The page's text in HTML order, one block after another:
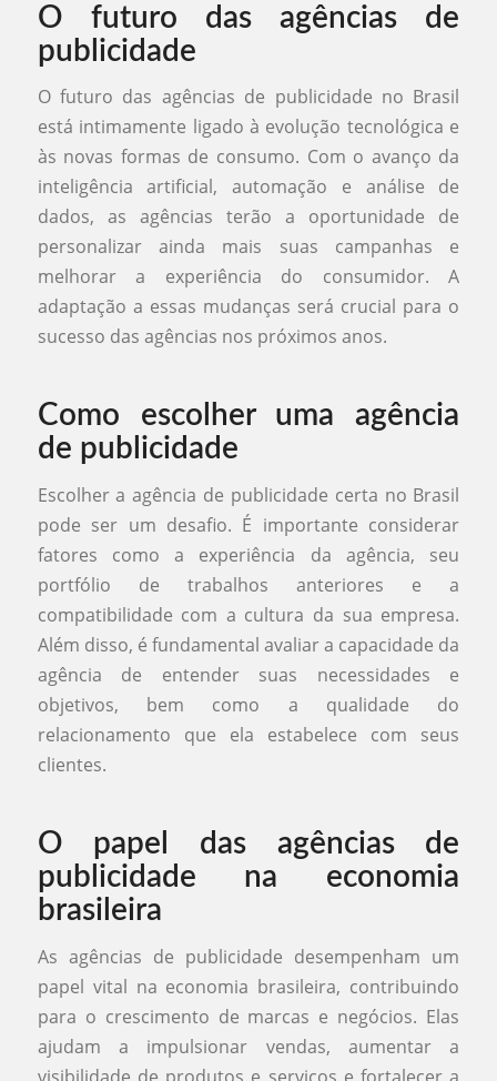
O futuro das agências de
publicidade
O futuro das agências de publicidade no Brasil
está intimamente ligado à evolução tecnológica e
às novas formas de consumo. Com o avanço da
inteligência artificial, automação e análise de
dados, as agências terão a oportunidade de
personalizar ainda mais suas campanhas e
melhorar a experiência do consumidor. A
adaptação a essas mudanças será crucial para o
sucesso das agências nos próximos anos.
Como escolher uma agência
de publicidade
Escolher a agência de publicidade certa no Brasil
pode ser um desafio. É importante considerar
fatores como a experiência da agência, seu
portfólio de trabalhos anteriores e a
compatibilidade com a cultura da sua empresa.
Além disso, é fundamental avaliar a capacidade da
agência de entender suas necessidades e
objetivos, bem como a qualidade do
relacionamento que ela estabelece com seus
clientes.
O papel das agências de
publicidade na economia
brasileira
As agências de publicidade desempenham um
papel vital na economia brasileira, contribuindo
para o crescimento de marcas e negócios. Elas
ajudam a impulsionar vendas, aumentar a